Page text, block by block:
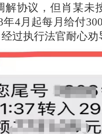
解协议，但肖某未
年4月起每月给付
过执行法官耐心